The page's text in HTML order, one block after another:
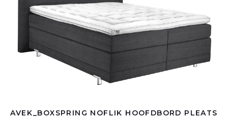
AVEK_BOXSPRING NOFLIK HOOFDBORD PLEATS